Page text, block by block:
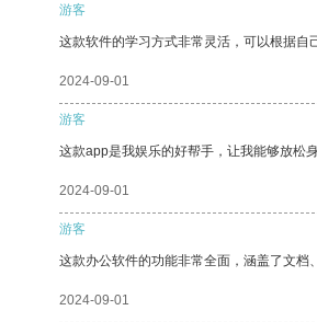
游客
这款软件的学习方式非常灵活，可以根据自
2024-09-01
游客
这款app是我娱乐的好帮手，让我能够放松
2024-09-01
游客
这款办公软件的功能非常全面，涵盖了文档
2024-09-01